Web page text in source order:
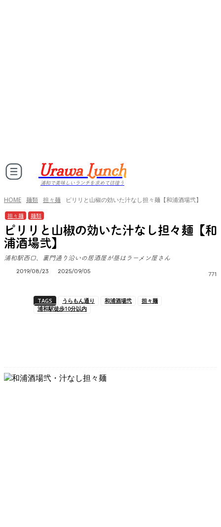
Urawa Lunch
浦和で美味しいランチを求めて彷徨う
HOME 麺類 担々麺 ピリリと山椒の効いた汁なし担々麺【和浦酒場弐】
担々麺 麺類
ピリリと山椒の効いた汁なし担々麺【和
浦酒場弐】
浦和駅西口、裏門通り沿いの居酒屋が昼はラーメン屋さん
771
2019/08/23 2025/09/05
TAGS うらもん通り 和浦酒場弐
担々麺
浦和駅徒歩10分以内